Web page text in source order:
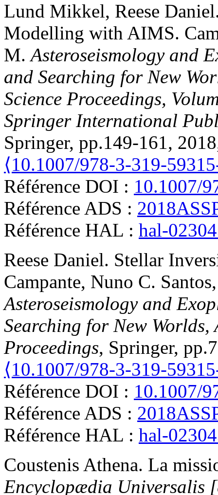
Lund Mikkel, Reese Daniel
Modelling with AIMS.
M.Asteroseismology and
and Searching for New
Science Proceedings,
Springer International
Springer, pp.149-161,
⟨10.1007/978-3-319-
Référence DOI : 10.1007/
Référence ADS :
Référence HAL : hal-
Reese Daniel. Stellar
Campante, Nuno C.
Asteroseismology and
Searching for New Worlds,
Proceedings, Springer,
⟨10.1007/978-3-319-
Référence DOI : 10.1007/
Référence ADS :
Référence HAL : hal-
Coustenis Athena. La
Encyclopædia Universalis